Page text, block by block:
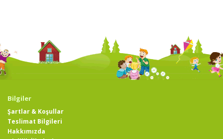
Bilgiler
Şartlar & Koşullar
Teslimat Bilgileri
Hakkımızda